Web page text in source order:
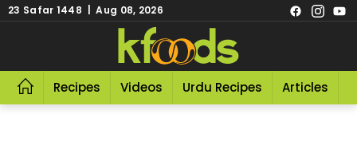
23 Safar 1448 | Aug 08, 2026
Recipes Videos Urdu Recipes Articles